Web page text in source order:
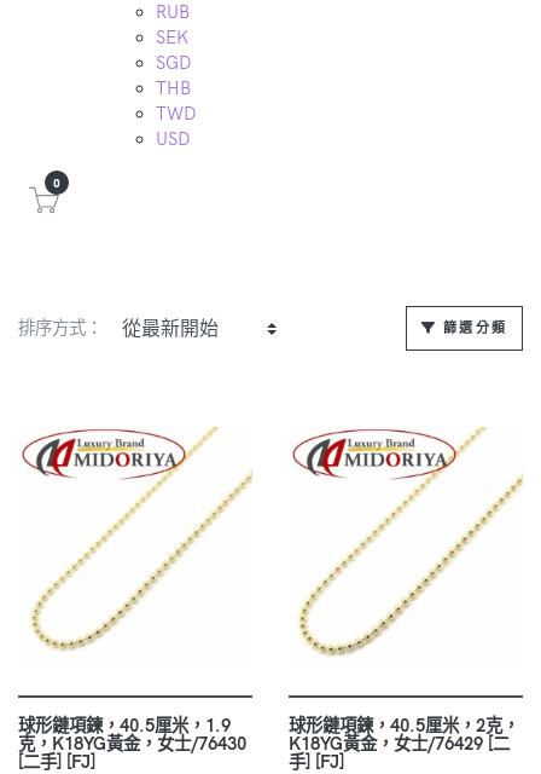
RUB
SEK
SGD
THB
TWD
USD
0
排序方式： 篩選分類
球形鏈項鍊，40.5厘米，1.9
克，K18YG黃金，女士/76430
[二手] [FJ]
球形鏈項鍊，40.5厘米，2克，
K18YG黃金，女士/76429 [二
手] [FJ]